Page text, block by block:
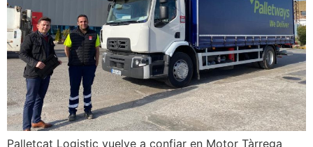
Palletcat Logistic vuelve a confiar en Motor Tàrrega